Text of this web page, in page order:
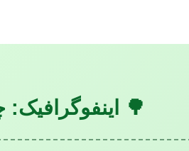
🌳 اینفوگرافیک: